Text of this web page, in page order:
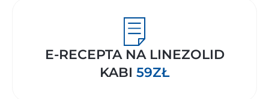
E-RECEPTA NA LINEZOLID
KABI 59ZŁ